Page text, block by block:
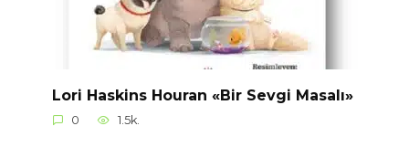
Lori Haskins Houran «Bir Sevgi Masalı»
0 1.5k.